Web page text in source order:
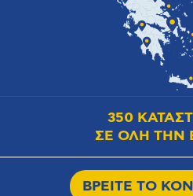
350
ΣΕ ΟΛΗ ΤΗΝ
ΒΡΕΙΤΕ ΤΟ